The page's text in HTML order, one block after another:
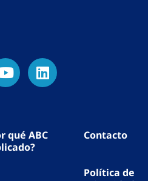
qué ABC
Contacto
Política de